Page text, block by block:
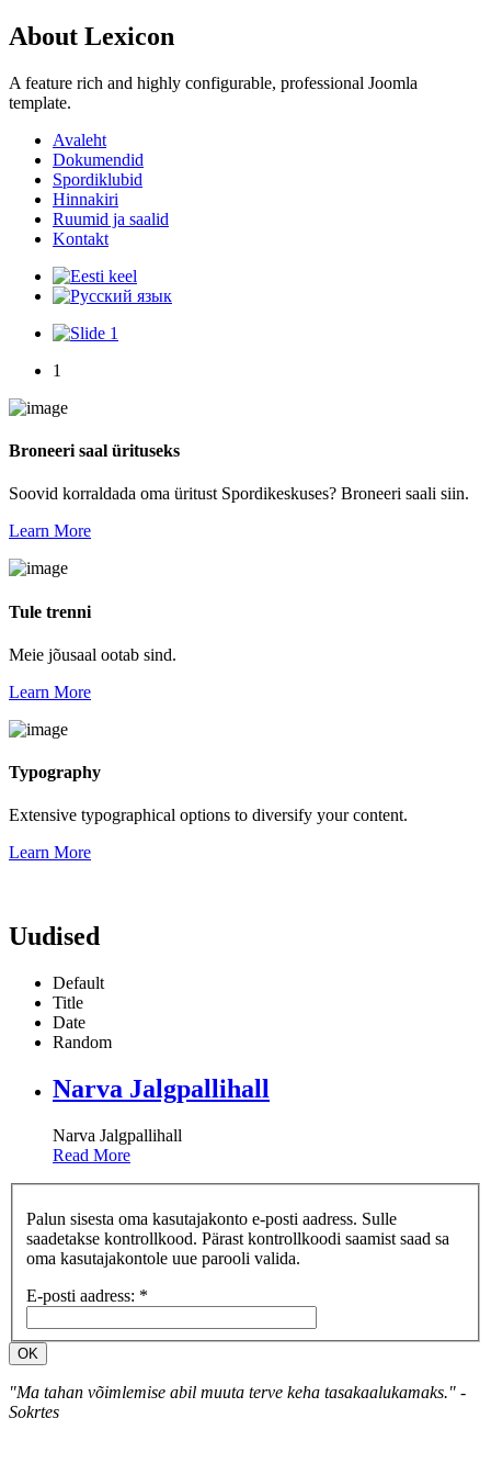
About Lexicon
A feature rich and highly configurable, professional Joomla
template.
Avaleht
Dokumendid
Spordiklubid
Hinnakiri
Ruumid ja saalid
Kontakt
1
Broneeri saal ürituseks
Soovid korraldada oma üritust Spordikeskuses? Broneeri saali siin.
Learn More
Tule trenni
Meie jõusaal ootab sind.
Learn More
Typography
Extensive typographical options to diversify your content.
Learn More
Uudised
Default
Title
Date
Random
Narva Jalgpallihall
Narva Jalgpallihall
Read More
Palun sisesta oma kasutajakonto e-posti aadress. Sulle
saadetakse kontrollkood. Pärast kontrollkoodi saamist saad sa
oma kasutajakontole uue parooli valida.
E-posti aadress: *
OK
"Ma tahan võimlemise abil muuta terve keha tasakaalukamaks." -
Sokrtes